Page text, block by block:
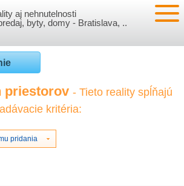
aj nehnutelnosti
byty, domy - Bratislava, ..
priestorov - Tieto reality spĺňajú
kritéria:
pridania